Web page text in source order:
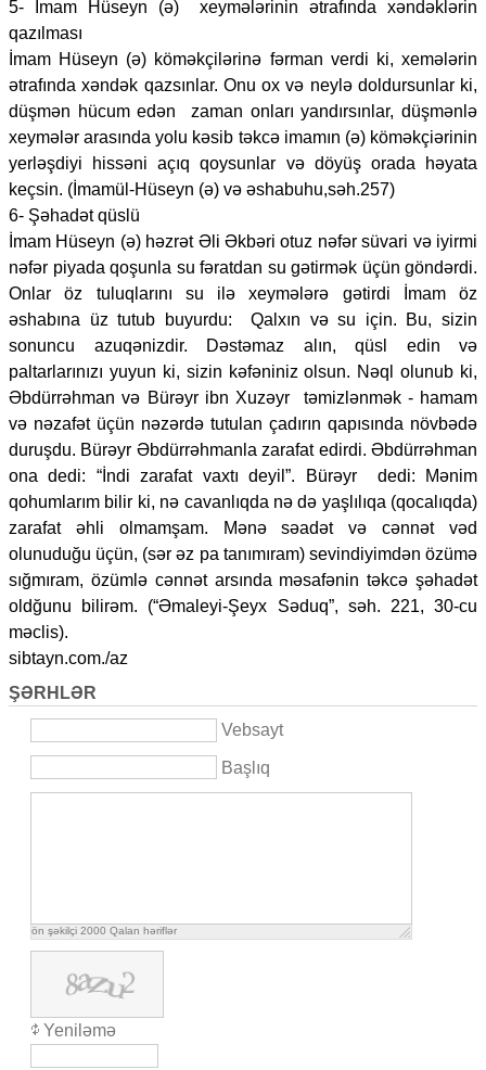
5- İmam Hüseyn (ə) xeymələrinin ətrafında xəndəklərin
qazılması
İmam Hüseyn (ə) köməkçilərinə fərman verdi ki, xemələrin
ətrafında xəndək qazsınlar. Onu ox və neylə doldursunlar ki,
düşmən hücum edən zaman onları yandırsınlar, düşmənlə
xeymələr arasında yolu kəsib təkcə imamın (ə) köməkçiərinin
yerləşdiyi hissəni açıq qoysunlar və döyüş orada həyata
keçsin. (İmamül-Hüseyn (ə) və əshabuhu,səh.257)
6- Şəhadət qüslü
İmam Hüseyn (ə) həzrət Əli Əkbəri otuz nəfər süvari və iyirmi
nəfər piyada qoşunla su fəratdan su gətirmək üçün göndərdi.
Onlar öz tuluqlarını su ilə xeymələrə gətirdi İmam öz
əshabına üz tutub buyurdu: Qalxın və su için. Bu, sizin
sonuncu azuqənizdir. Dəstəmaz alın, qüsl edin və
paltarlarınızı yuyun ki, sizin kəfəniniz olsun. Nəql olunub ki,
Əbdürrəhman və Bürəyr ibn Xuzəyr təmizlənmək - hamam
və nəzafət üçün nəzərdə tutulan çadırın qapısında növbədə
duruşdu. Bürəyr Əbdürrəhmanla zarafat edirdi. Əbdürrəhman
ona dedi: “İndi zarafat vaxtı deyil”. Bürəyr dedi: Mənim
qohumlarım bilir ki, nə cavanlıqda nə də yaşlılıqa (qocalıqda)
zarafat əhli olmamşam. Mənə səadət və cənnət vəd
olunuduğu üçün, (sər əz pa tanımıram) sevindiyimdən özümə
sığmıram, özümlə cənnət arsında məsafənin təkcə şəhadət
oldğunu bilirəm. (“Əmaleyi-Şeyx Səduq”, səh. 221, 30-cu
məclis).
sibtayn.com./az
ŞƏRHLƏR
Vebsayt
Başlıq
ön şəkilçi 2000 Qalan həriflər
Yeniləmə